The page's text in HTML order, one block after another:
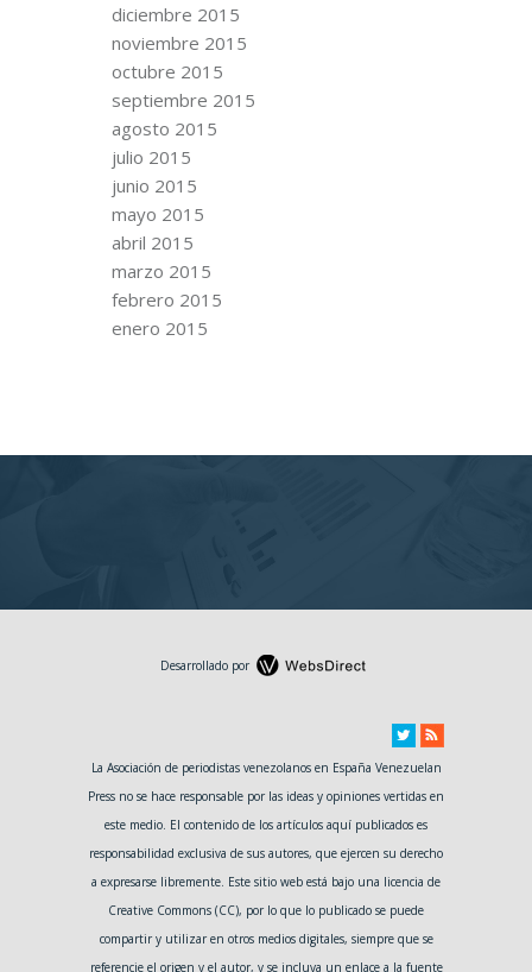
diciembre 2015
noviembre 2015
octubre 2015
septiembre 2015
agosto 2015
julio 2015
junio 2015
mayo 2015
abril 2015
marzo 2015
febrero 2015
enero 2015
Desarrollado por
La Asociación de periodistas venezolanos en España Venezuelan
Press no se hace responsable por las ideas y opiniones vertidas en
este medio. El contenido de los artículos aquí publicados es
responsabilidad exclusiva de sus autores, que ejercen su derecho
a expresarse libremente. Este sitio web está bajo una licencia de
Creative Commons (CC), por lo que lo publicado se puede
compartir y utilizar en otros medios digitales, siempre que se
referencie el origen y el autor, y se incluya un enlace a la fuente